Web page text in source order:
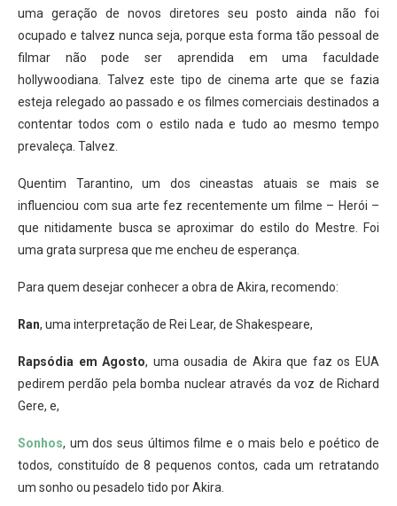
uma geração de novos diretores seu posto ainda não foi
ocupado e talvez nunca seja, porque esta forma tão pessoal de
filmar não pode ser aprendida em uma faculdade
hollywoodiana. Talvez este tipo de cinema arte que se fazia
esteja relegado ao passado e os filmes comerciais destinados a
contentar todos com o estilo nada e tudo ao mesmo tempo
prevaleça. Talvez.
Quentim Tarantino, um dos cineastas atuais se mais se
influenciou com sua arte fez recentemente um filme – Herói –
que nitidamente busca se aproximar do estilo do Mestre. Foi
uma grata surpresa que me encheu de esperança.
Para quem desejar conhecer a obra de Akira, recomendo:
Ran, uma interpretação de Rei Lear, de Shakespeare,
Rapsódia em Agosto, uma ousadia de Akira que faz os EUA
pedirem perdão pela bomba nuclear através da voz de Richard
Gere, e,
Sonhos, um dos seus últimos filme e o mais belo e poético de
todos, constituído de 8 pequenos contos, cada um retratando
um sonho ou pesadelo tido por Akira.